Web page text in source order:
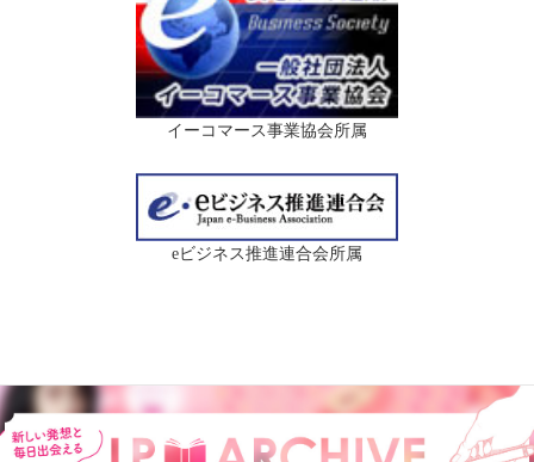
イーコマース事業協会所属
eビジネス推進連合会所属